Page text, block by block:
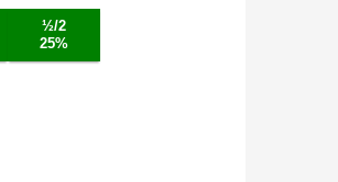
½/2
25%